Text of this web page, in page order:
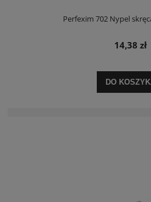
Perfexim 702 Nypel
14,38 zł
DO